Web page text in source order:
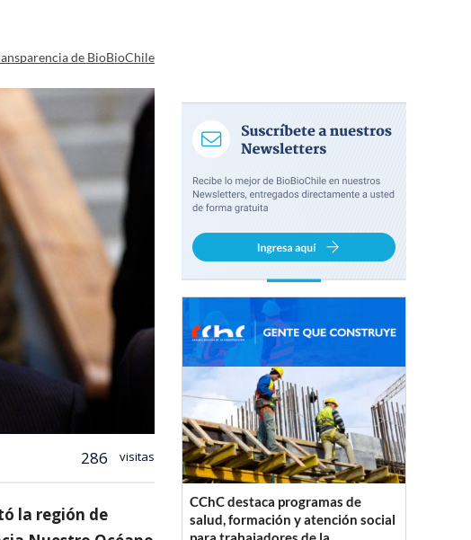
de BioBioChile
286 visitas
la región de
CChC destaca programas de
salud, formación y atención social